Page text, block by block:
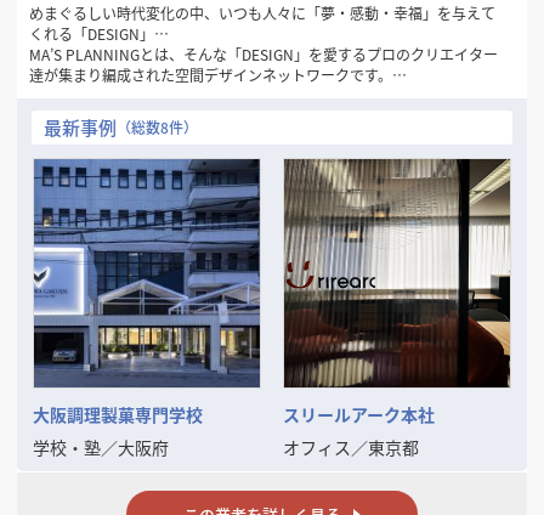
めまぐるしい時代変化の中、いつも人々に「夢・感動・幸福」を与えて
くれる「DESIGN」…
MA’S PLANNINGとは、そんな「DESIGN」を愛するプロのクリエイター
達が集まり編成された空間デザインネットワークです。
1981年の創設以来32年間にわたり一貫して“人々にデザインを通して幸
せを感じてもらいたい…”
というシンプルなコンセプトを念頭に「愛のあるDESIGN」を数多くの
お客様に提供してまいりました。
現代のトレンド・ニーズの変化は一層加速し本質の見極めが困難となる
中、この思いを忘れず、変化を的確に捉えながらもけっして流されるこ
とのない
「普遍的DESIGNの可能性」をさらに追求してまいります。
そして、数々の商空間、住空間プランニングで培った確かな経験と実績
を裏付けに
お客様の良きビジネスパートナーとして「最良の空間づくり」をお手伝
いいたします。
最新事例 （総数8件）
大阪調理製菓専門学校
学校・塾／大阪府
スリールアーク本社
オフィス ／東京都